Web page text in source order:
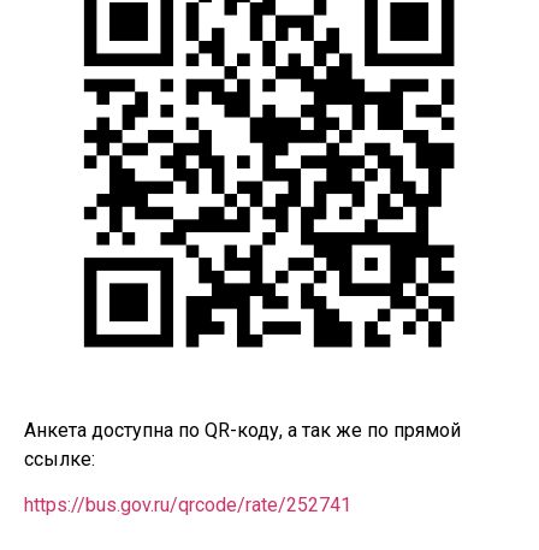
Анкета доступна по QR-коду, а так же по прямой
ссылке:
https://bus.gov.ru/qrcode/rate/252741